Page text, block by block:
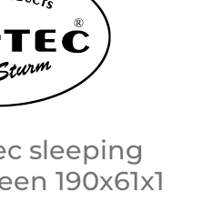
sleeping
190x61x1
НЕТ